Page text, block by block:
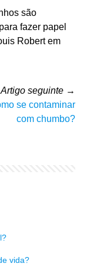
são
fazer papel
Robert em
Artigo seguinte →
se contaminar
com chumbo?
vida?